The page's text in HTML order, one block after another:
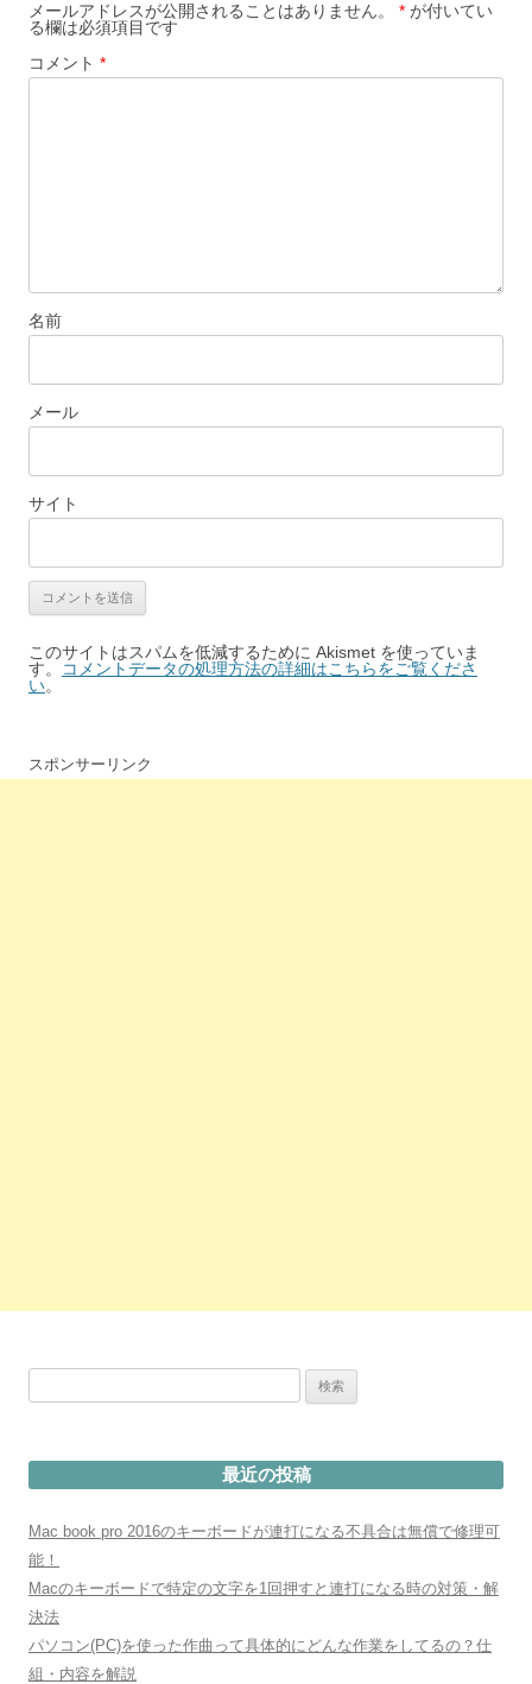
メールアドレスが公開されることはありません。 * が付いてい
る欄は必須項目です
コメント *
名前
メール
サイト
このサイトはスパムを低減するために Akismet を使っていま
す。
コメントデータの処理方法の詳細はこちらをご覧くださ
い。
スポンサーリンク
最近の投稿
Mac book pro 2016のキーボードが連打になる不具合は無償で修理可
能！
Macのキーボードで特定の文字を1回押すと連打になる時の対策・解
決法
パソコン(PC)を使った作曲って具体的にどんな作業をしてるの？仕
組・内容を解説